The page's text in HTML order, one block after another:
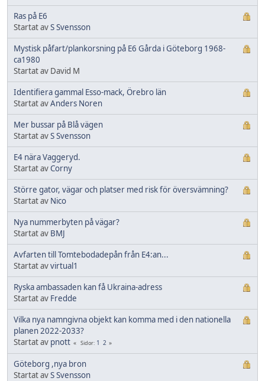
Ras på E6
Startat avS Svensson
Mystisk påfart/plankorsning på E6 Gårda i Göteborg 1968-
ca1980
Startat av David M
Identifiera gammal Esso-mack, Örebro län
Startat avAnders Noren
Mer bussar på Blå vägen
Startat avS Svensson
E4 nära Vaggeryd.
Startat avCorny
Större gator, vägar och platser med risk för översvämning?
Startat av Nico
Nya nummerbyten på vägar?
Startat av BMJ
Avfarten till Tomtebodadepån från E4:an...
Startat avvirtual1
Ryska ambassaden kan få Ukraina-adress
Startat av Fredde
Vilka nya namngivna objekt kan komma med i den nationella
planen 2022-2033?
Startat av pnott Sidor 1 2
Göteborg ,nya bron
Startat avS Svensson